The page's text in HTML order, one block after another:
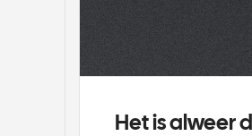
Het is alweer